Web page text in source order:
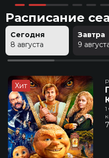
Расписание
Сегодня
8 августа
Завтра
9
Хит